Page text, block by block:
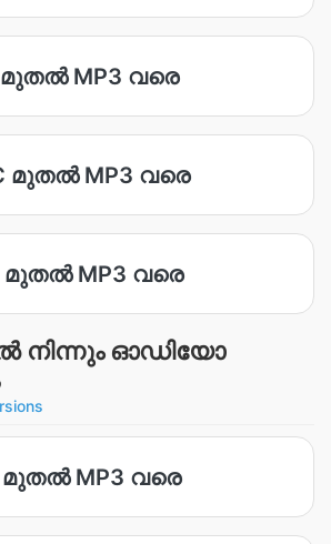
മുതൽ MP3 വരെ
മുതൽ MP3 വരെ
മുതൽ MP3 വരെ
നിന്നും ഓഡിയോ
മുതൽ MP3 വരെ